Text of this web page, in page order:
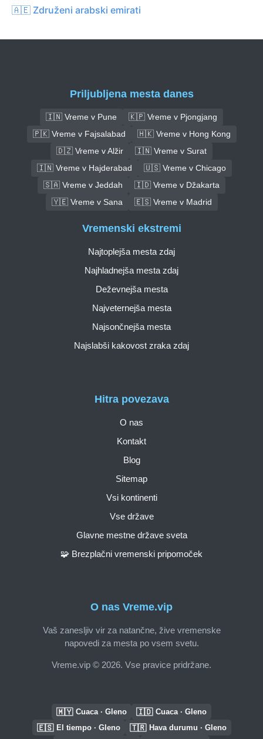
🇦🇪 Združeni arabski emirati
Priljubljena mesta danes
🇮🇳 Vreme v Pune
🇰🇵 Vreme v Pjongjang
🇵🇰 Vreme v Fajsalabad
🇭🇰 Vreme v Hong Kong
🇩🇿 Vreme v Alžir
🇮🇳 Vreme v Surat
🇮🇳 Vreme v Hajderabad
🇺🇸 Vreme v Chicago
🇸🇦 Vreme v Jeddah
🇮🇩 Vreme v Džakarta
🇾🇪 Vreme v Sana
🇪🇸 Vreme v Madrid
O nas Vreme.vip
Vaš zanesljiv vir za natančne, žive vremenske
napovedi za mesta po vsem svetu.
Vreme.vip © 2026. Vse pravice pridržane.
Hitra povezava
O nas
Kontakt
Blog
Sitemap
Vsi kontinenti
Vse države
Glavne mestne države sveta
🧩 Brezplačni vremenski pripomoček
Vremenski ekstremi
Najtoplejša mesta zdaj
Najhladnejša mesta zdaj
Deževnejša mesta
Najveternejša mesta
Najsončnejša mesta
Najslabši kakovost zraka zdaj
🇲🇾 Cuaca · Gleno 🇮🇩 Cuaca · Gleno
🇪🇸 El tiempo · Gleno 🇹🇷 Hava durumu · Gleno